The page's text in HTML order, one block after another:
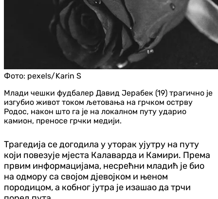
Фото: pexels/Karin S
Млади чешки фудбалер Давид Јерабек (19) трагично је
изгубио живот током љетовања на грчком острву
Родос, након што га је на локалном путу ударио
камион, преносе грчки медији.
Трагедија се догодила у уторак ујутру на путу
који повезује мјеста Калаварда и Камири. Према
првим информацијама, несрећни младић је био
на одмору са својом дјевојком и њеном
породицом, а кобног јутра је изашао да трчи